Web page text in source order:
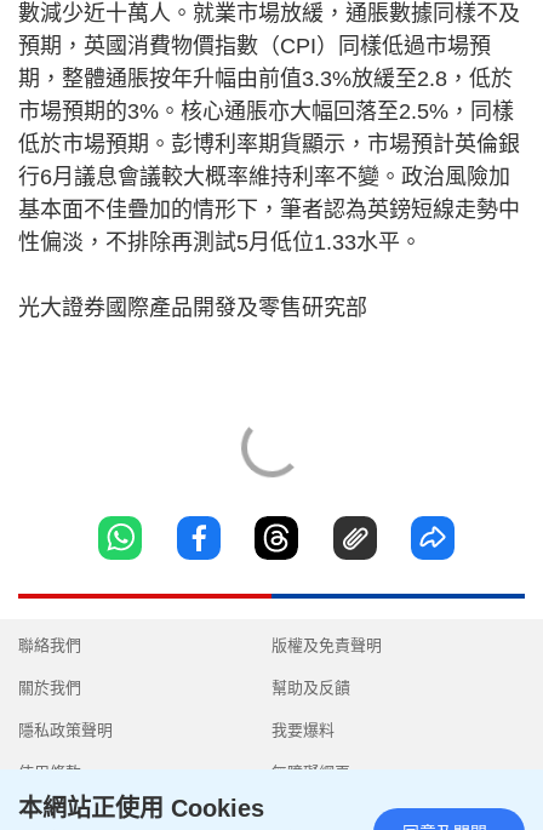
數減少近十萬人。就業市場放緩，通脹數據同樣不及
預期，英國消費物價指數（CPI）同樣低過市場預
期，整體通脹按年升幅由前值3.3%放緩至2.8，低於
市場預期的3%。核心通脹亦大幅回落至2.5%，同樣
低於市場預期。彭博利率期貨顯示，市場預計英倫銀
行6月議息會議較大概率維持利率不變。政治風險加
基本面不佳疊加的情形下，筆者認為英鎊短線走勢中
性偏淡，不排除再測試5月低位1.33水平。
光大證券國際產品開發及零售研究部
聯絡我們
關於我們
隱私政策聲明
使用條款
版權及免責聲明
幫助及反饋
我要爆料
無障礙網頁
本網站正使用 Cookies